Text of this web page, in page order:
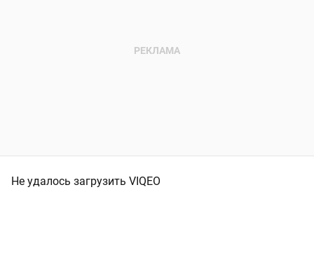
Не удалось загрузить VIQEO